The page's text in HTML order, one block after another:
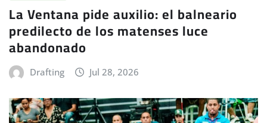
La Ventana pide auxilio: el balneario
predilecto de los matenses luce
abandonado
Drafting Jul 28, 2026